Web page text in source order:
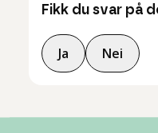
Fikk du svar på
Ja Nei